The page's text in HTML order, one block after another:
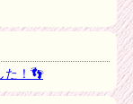
た！👣